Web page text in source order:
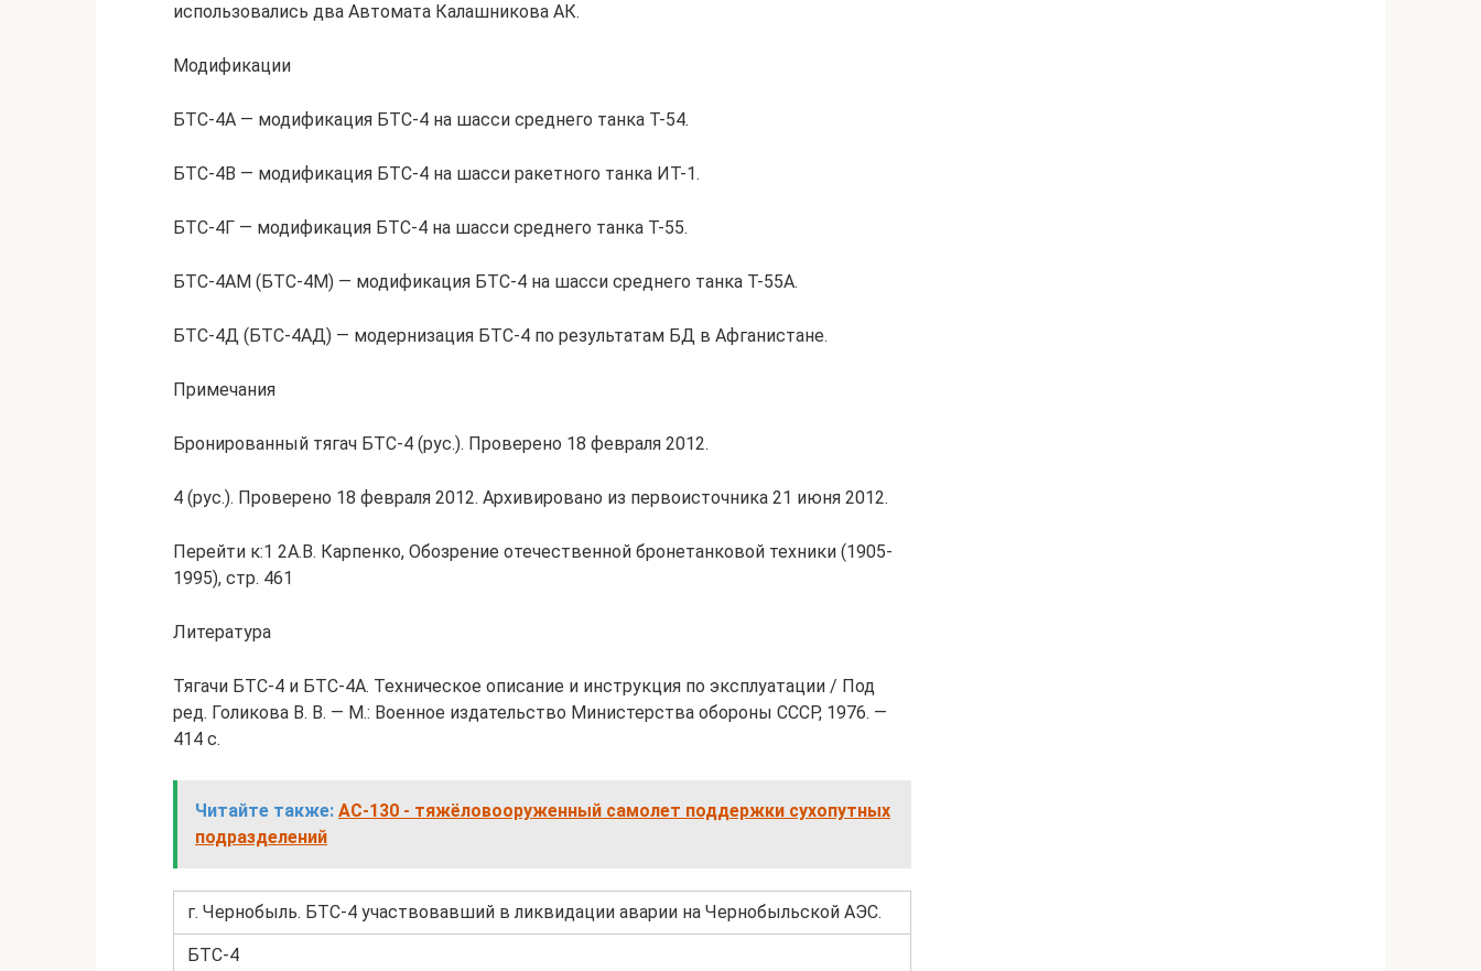
использовались два Автомата Калашникова АК.
Модификации
БТС-4А — модификация БТС-4 на шасси среднего танка Т-54.
БТС-4В — модификация БТС-4 на шасси ракетного танка ИТ-1.
БТС-4Г — модификация БТС-4 на шасси среднего танка Т-55.
БТС-4АМ (БТС-4М) — модификация БТС-4 на шасси среднего танка Т-55А.
БТС-4Д (БТС-4АД) — модернизация БТС-4 по результатам БД в Афганистане.
Примечания
Бронированный тягач БТС-4 (рус.). Проверено 18 февраля 2012.
4 (рус.). Проверено 18 февраля 2012. Архивировано из первоисточника 21 июня 2012.
Перейти к:1 2А.В. Карпенко, Обозрение отечественной бронетанковой техники (1905-
1995), стр. 461
Литература
Тягачи БТС-4 и БТС-4А. Техническое описание и инструкция по эксплуатации / Под
ред. Голикова В. В. — М.: Военное издательство Министерства обороны СССР, 1976. —
414 с.
Читайте также: AC-130 - тяжёловооруженный самолет поддержки сухопутных
подразделений
г. Чернобыль. БТС-4 участвовавший в ликвидации аварии на Чернобыльской АЭС.
БТС-4